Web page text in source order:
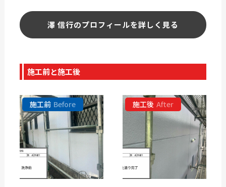
澤 信行のプロフィールを詳しく見る
施工前と施工後
施工前 Before 施工後 After